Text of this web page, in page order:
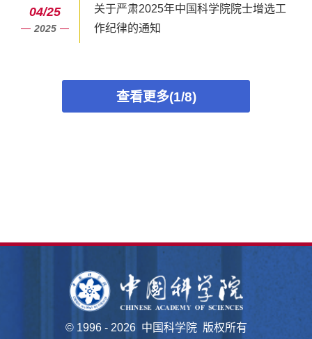
04/25
2025
关于严肃2025年中国科学院院士增选工
作纪律的通知
查看更多(1/8)
© 1996 - 2026 中国科学院 版权所有